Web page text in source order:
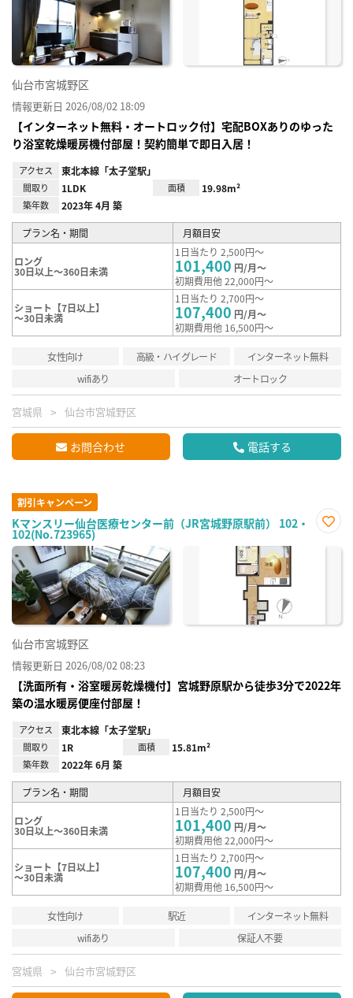
仙台市宮城野区
情報更新日 2026/08/02 18:09
【インターネット無料・オートロック付】宅配BOXありのゆった
り浴室乾燥暖房機付部屋！契約簡単で即日入居！
アクセス 東北本線「太子堂駅」
間取り 1LDK 面積 19.98m²
築年数 2023年 4月 築
プラン名・期間 月額目安
ロング
30日以上～360日未満
1日当たり 2,500円～
101,400 円/月～
初期費用他 22,000円～
ショート【7日以上】
～30日未満
1日当たり 2,700円～
107,400 円/月～
初期費用他 16,500円～
女性向け 高級・ハイグレード
インターネット無料
wifiあり
オートロック
宮城県 仙台市宮城野区
お問合わせ 電話する
割引キャンペーン
Kマンスリー仙台医療センター前（JR宮城野原駅前） 102・
102(No.723965)
に入
仙台市宮城野区
情報更新日 2026/08/02 08:23
【洗面所有・浴室暖房乾燥機付】宮城野原駅から徒歩3分で2022年
築の温水暖房便座付部屋！
アクセス 東北本線「太子堂駅」
間取り 1R 面積 15.81m²
築年数 2022年 6月 築
プラン名・期間 月額目安
ロング
30日以上～360日未満
1日当たり 2,500円～
101,400 円/月～
初期費用他 22,000円～
ショート【7日以上】
～30日未満
1日当たり 2,700円～
107,400 円/月～
初期費用他 16,500円～
女性向け 駅近
インターネット無料
wifiあり
保証人不要
宮城県 仙台市宮城野区